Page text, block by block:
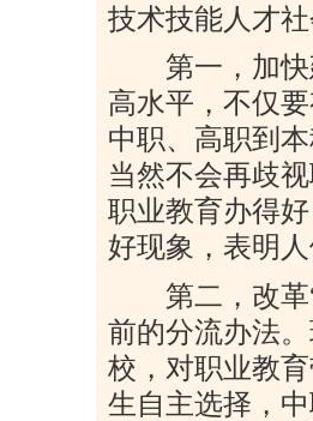
技术技能人才
第一，加快
高水平，不仅
中职、高职到
当然不会再歧
职业教育办得
好现象，表明
第二，改革“
前的分流办法
校，对职业教
生自主选择，